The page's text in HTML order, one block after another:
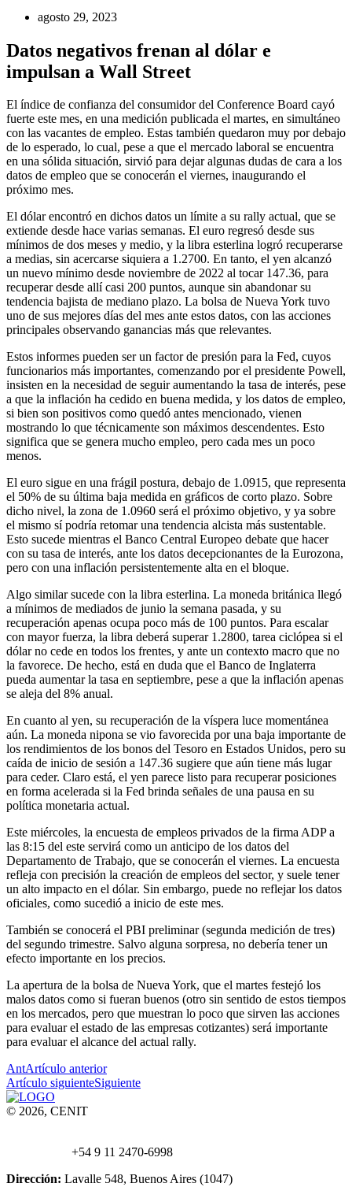
agosto 29, 2023
Datos negativos frenan al dólar e
impulsan a Wall Street
El índice de confianza del consumidor del Conference Board cayó
fuerte este mes, en una medición publicada el martes, en simultáneo
con las vacantes de empleo. Estas también quedaron muy por debajo
de lo esperado, lo cual, pese a que el mercado laboral se encuentra
en una sólida situación, sirvió para dejar algunas dudas de cara a los
datos de empleo que se conocerán el viernes, inaugurando el
próximo mes.
El dólar encontró en dichos datos un límite a su rally actual, que se
extiende desde hace varias semanas. El euro regresó desde sus
mínimos de dos meses y medio, y la libra esterlina logró recuperarse
a medias, sin acercarse siquiera a 1.2700. En tanto, el yen alcanzó
un nuevo mínimo desde noviembre de 2022 al tocar 147.36, para
recuperar desde allí casi 200 puntos, aunque sin abandonar su
tendencia bajista de mediano plazo. La bolsa de Nueva York tuvo
uno de sus mejores días del mes ante estos datos, con las acciones
principales observando ganancias más que relevantes.
Estos informes pueden ser un factor de presión para la Fed, cuyos
funcionarios más importantes, comenzando por el presidente Powell,
insisten en la necesidad de seguir aumentando la tasa de interés, pese
a que la inflación ha cedido en buena medida, y los datos de empleo,
si bien son positivos como quedó antes mencionado, vienen
mostrando lo que técnicamente son máximos descendentes. Esto
significa que se genera mucho empleo, pero cada mes un poco
menos.
El euro sigue en una frágil postura, debajo de 1.0915, que representa
el 50% de su última baja medida en gráficos de corto plazo. Sobre
dicho nivel, la zona de 1.0960 será el próximo objetivo, y ya sobre
el mismo sí podría retomar una tendencia alcista más sustentable.
Esto sucede mientras el Banco Central Europeo debate que hacer
con su tasa de interés, ante los datos decepcionantes de la Eurozona,
pero con una inflación persistentemente alta en el bloque.
Algo similar sucede con la libra esterlina. La moneda británica llegó
a mínimos de mediados de junio la semana pasada, y su
recuperación apenas ocupa poco más de 100 puntos. Para escalar
con mayor fuerza, la libra deberá superar 1.2800, tarea ciclópea si el
dólar no cede en todos los frentes, y ante un contexto macro que no
la favorece. De hecho, está en duda que el Banco de Inglaterra
pueda aumentar la tasa en septiembre, pese a que la inflación apenas
se aleja del 8% anual.
En cuanto al yen, su recuperación de la víspera luce momentánea
aún. La moneda nipona se vio favorecida por una baja importante de
los rendimientos de los bonos del Tesoro en Estados Unidos, pero su
caída de inicio de sesión a 147.36 sugiere que aún tiene más lugar
para ceder. Claro está, el yen parece listo para recuperar posiciones
en forma acelerada si la Fed brinda señales de una pausa en su
política monetaria actual.
Este miércoles, la encuesta de empleos privados de la firma ADP a
las 8:15 del este servirá como un anticipo de los datos del
Departamento de Trabajo, que se conocerán el viernes. La encuesta
refleja con precisión la creación de empleos del sector, y suele tener
un alto impacto en el dólar. Sin embargo, puede no reflejar los datos
oficiales, como sucedió a inicio de este mes.
También se conocerá el PBI preliminar (segunda medición de tres)
del segundo trimestre. Salvo alguna sorpresa, no debería tener un
efecto importante en los precios.
La apertura de la bolsa de Nueva York, que el martes festejó los
malos datos como si fueran buenos (otro sin sentido de estos tiempos
en los mercados, pero que muestran lo poco que sirven las acciones
para evaluar el estado de las empresas cotizantes) será importante
para evaluar el alcance del actual rally.
AntArtículo anterior
Artículo siguienteSiguiente
© 2026, CENIT
+54 9 11 2470-6998
Dirección: Lavalle 548, Buenos Aires (1047)